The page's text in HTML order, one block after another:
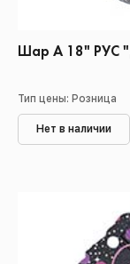
Шар А 18" РУС
Тип цены: Розница
Нет в наличии